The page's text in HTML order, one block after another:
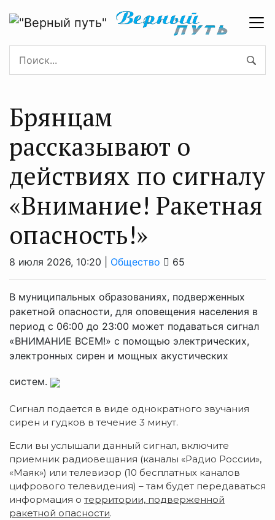
Брянцам
рассказывают о
действиях по сигналу
«Внимание! Ракетная
опасность!»
8 июля 2026, 10:20 | Общество 65
В муниципальных образованиях, подверженных
ракетной опасности, для оповещения населения в
период с 06:00 до 23:00 может подаваться сигнал
«ВНИМАНИЕ ВСЕМ!» с помощью электрических,
электронных сирен и мощных акустических
систем.
Сигнал подается в виде однократного звучания
сирен и гудков в течение 3 минут.
Если вы услышали данный сигнал, включите
приемник радиовещания (каналы «Радио России»,
«Маяк») или телевизор (10 бесплатных каналов
цифрового телевидения) – там будет передаваться
информация о территории, подверженной
ракетной опасности.